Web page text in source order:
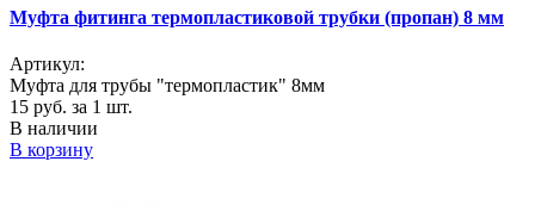
Муфта фитинга термопластиковой трубки (пропан) 8 мм
Артикул:
Муфта для трубы "термопластик" 8мм
15 руб. за 1 шт.
В наличии
В корзину